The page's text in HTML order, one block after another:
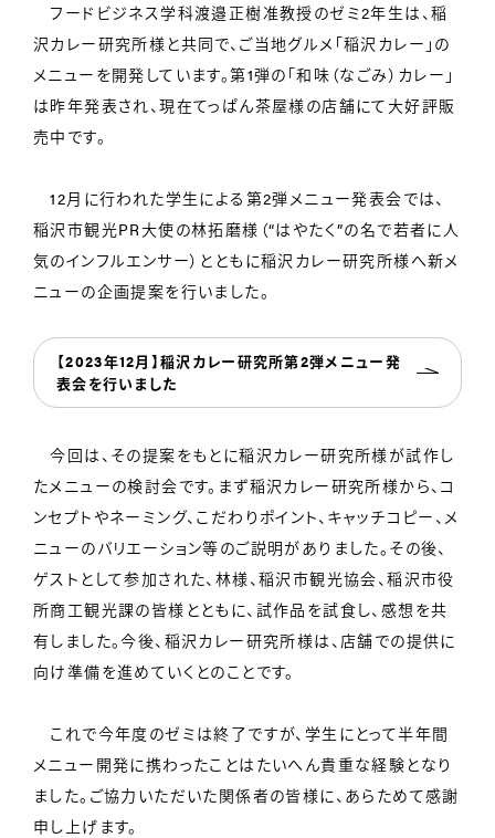
フードビジネス学科渡邉正樹准教授のゼミ2年生は、稲
沢カレー研究所様と共同で、ご当地グルメ「稲沢カレー」の
メニューを開発しています。第1弾の「和味（なごみ）カレー」
は昨年発表され、現在てっぱん茶屋様の店舗にて大好評販
売中です。
12月に行われた学生による第2弾メニュー発表会では、
稲沢市観光PR大使の林拓磨様（“はやたく”の名で若者に人
気のインフルエンサー）とともに稲沢カレー研究所様へ新メ
ニューの企画提案を行いました。
【2023年12月】稲沢カレー研究所第2弾メニュー発
表会を行いました
今回は、その提案をもとに稲沢カレー研究所様が試作し
たメニューの検討会です。まず稲沢カレー研究所様から、コ
ンセプトやネーミング、こだわりポイント、キャッチコピー、メ
ニューのバリエーション等のご説明がありました。その後、
ゲストとして参加された、林様、稲沢市観光協会、稲沢市役
所商工観光課の皆様とともに、試作品を試食し、感想を共
有しました。今後、稲沢カレー研究所様は、店舗での提供に
向け準備を進めていくとのことです。
これで今年度のゼミは終了ですが、学生にとって半年間
メニュー開発に携わったことはたいへん貴重な経験となり
ました。ご協力いただいた関係者の皆様に、あらためて感謝
申し上げます。